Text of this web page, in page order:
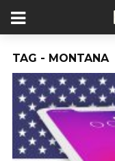
TAG - MONTANA